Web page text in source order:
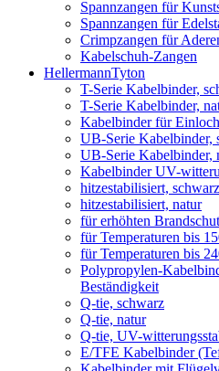
Spannzangen für
Spannzangen für
Crimpzangen für
Kabelschuh-Zangen
HellermannTyton
T-Serie Kabelbinder,
T-Serie Kabelbinder,
Kabelbinder für
UB-Serie Kabelbinder,
UB-Serie Kabelbinder,
Kabelbinder UV-
hitzestabilisiert, schwarz
hitzestabilisiert, natur
für erhöhten
für Temperaturen bis
für Temperaturen bis
Polypropylen-
Beständigkeit
Q-tie, schwarz
Q-tie, natur
Q-tie, UV-
E/TFE Kabelbinder